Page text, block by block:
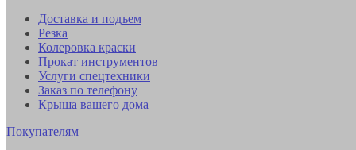
Доставка и подъем
Резка
Колеровка краски
Прокат инструментов
Услуги спецтехники
Заказ по телефону
Крыша вашего дома
Покупателям